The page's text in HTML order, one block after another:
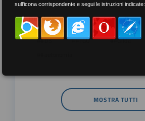
per tag
##DS ##FGU ##Gilda
MOSTRA TUTTI
sull'icona corrispondente e segui le istruzioni indicate: